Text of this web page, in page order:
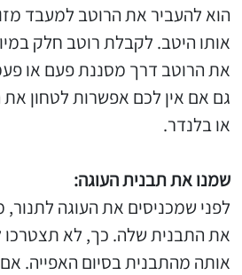
הוא להעביר את הרוטב למעבד
אותו היטב. לקבלת רוטב חלק
את הרוטב דרך מסננת פעם או
גם אם אין לכם אפשרות לטחון
או בלנדר.
שמנו את תבנית העוגה:
לפני שמכניסים את העוגה
את התבנית שלה. כך, לא תצטרכו
אותה מהתבנית בסיום האפייה.